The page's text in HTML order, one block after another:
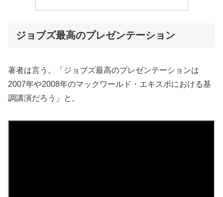
ジョブズ最高のプレゼンテーション
著者は言う。「ジョブズ最高のプレゼンテーションは
2007年や2008年のマックワールド・エキスポにおける基
調講演だろう」と。